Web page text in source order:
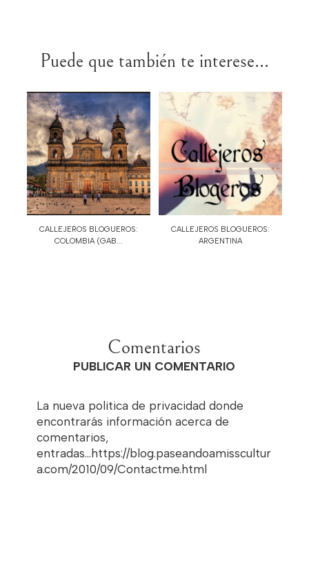
Puede que también te interese...
CALLEJEROS BLOGUEROS:
COLOMBIA (GAB...
CALLEJEROS BLOGUEROS:
ARGENTINA
Comentarios
PUBLICAR UN COMENTARIO
La nueva politica de privacidad donde
encontrarás información acerca de
comentarios,
entradas...https://blog.paseandoamisscultur
a.com/2010/09/Contactme.html